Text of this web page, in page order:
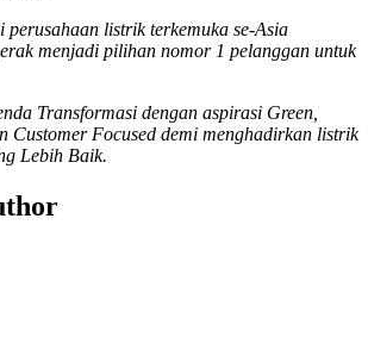
listrik terkemuka se-Asia
menjadi pilihan nomor 1 pelanggan untuk
Transformasi dengan aspirasi Green,
Customer Focused demi menghadirkan listrik
Lebih Baik.